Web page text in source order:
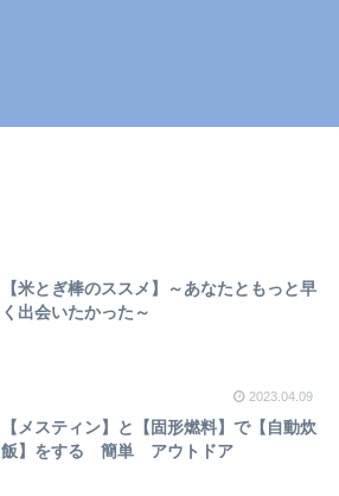
【米とぎ棒のススメ】～あなたともっと早
く出会いたかった～
2023.04.09
【メスティン】と【固形燃料】で【自動炊
飯】をする 簡単 アウトドア